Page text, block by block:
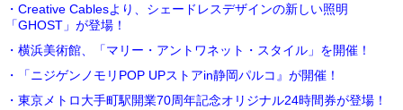
・Creative Cablesより、シェードレスデザインの新しい照明
「GHOST」が登場！
・横浜美術館、「マリー・アントワネット・スタイル」を開催！
・「ニジゲンノモリPOP UPストアin静岡パルコ』が開催！
・東京メトロ大手町駅開業70周年記念オリジナル24時間券が登場！